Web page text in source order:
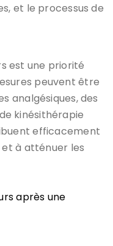
et le processus de
est une priorité
peuvent être
analgésiques, des
kinésithérapie
efficacement
à atténuer les
après une